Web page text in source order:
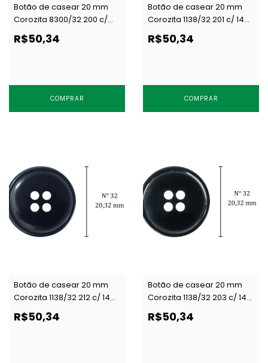
Botão de casear 20 mm
Corozita 8300/32 200 c/
144 un
R$50,34
COMPRAR
Botão de casear 20 mm
Corozita 1138/32 201 c/ 144
R$50,34
COMPRAR
Botão de casear 20 mm
Corozita 1138/32 212 c/ 144
R$50,34
Botão de casear 20 mm
Corozita 1138/32 203 c/ 144
R$50,34